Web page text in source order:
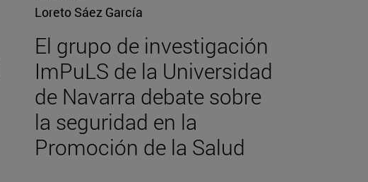
Loreto Sáez García
El grupo de investigación
ImPuLS de la Universidad
de Navarra debate sobre
la seguridad en la
Promoción de la Salud